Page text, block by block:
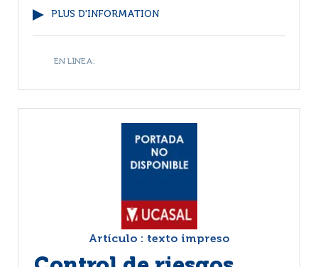
PLUS D'INFORMATION
EN LÍNEA:
Artículo : texto impreso